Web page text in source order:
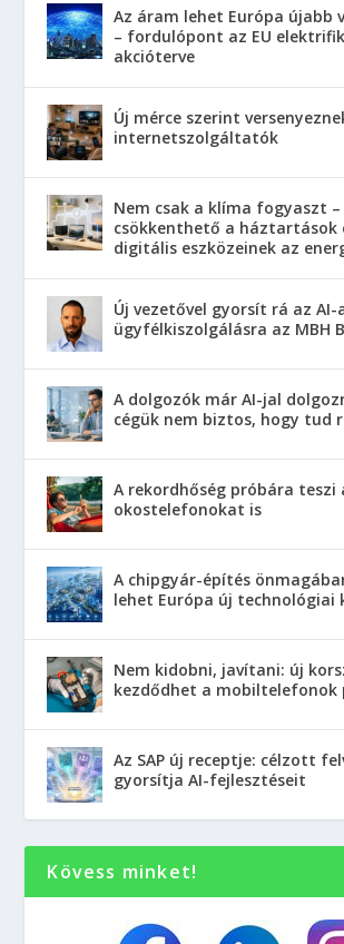
Az áram lehet Európa újabb
– fordulópont az EU
akcióterve
Új mérce szerint
internetszolgáltatók
Nem csak a klíma fogyaszt –
csökkenthető a háztartások
digitális eszközeinek az
Új vezetővel gyorsít rá az AI-
ügyfélkiszolgálásra az MBH
A dolgozók már AI-jal
cégük nem biztos, hogy tud
A rekordhőség próbára teszi
okostelefonokat is
A chipgyár-építés
lehet Európa új technológiai
Nem kidobni, javítani: új
kezdődhet a mobiltelefonok
Az SAP új receptje: célzott
gyorsítja AI-fejlesztéseit
Kövess minket!